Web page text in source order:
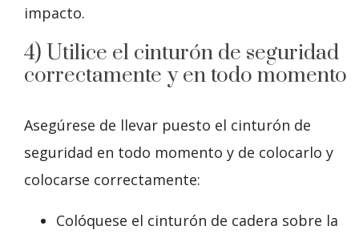
impacto.
4) Utilice el cinturón de seguridad
correctamente y en todo momento
Asegúrese de llevar puesto el cinturón de
seguridad en todo momento y de colocarlo y
colocarse correctamente:
Colóquese el cinturón de cadera sobre la